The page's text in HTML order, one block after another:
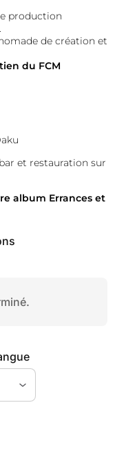
production
de création et
du FCM
et restauration sur
album Errances et